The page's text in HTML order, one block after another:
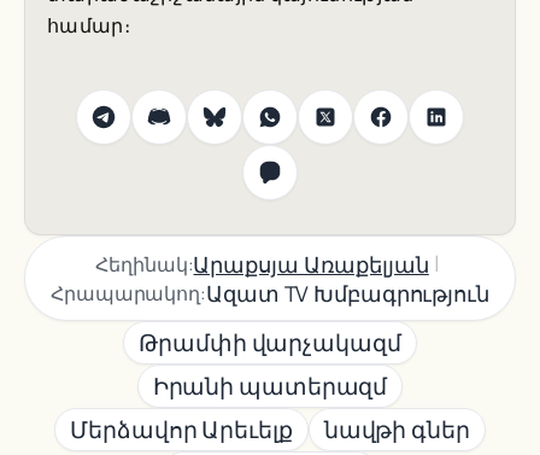
համար։
Հեղինակ:Արաքսյա Առաքելյան |
Հրապարակող:Ազատ TV Խմբագրություն
Թրամփի վարչակազմ
Իրանի պատերազմ
Մերձավոր Արեւելք
նավթի գներ